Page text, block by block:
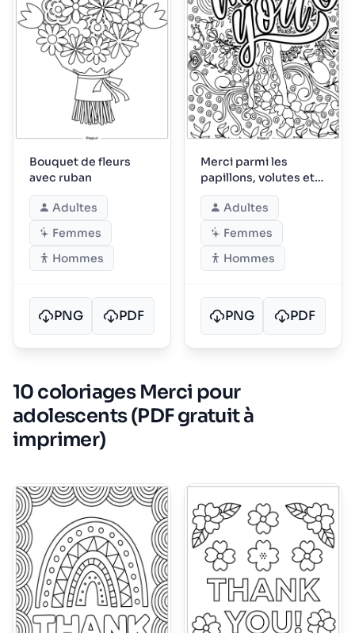
Bouquet de fleurs
avec ruban
Adultes
Femmes
Hommes
PNG PDF
Merci parmi les
papillons, volutes et
vrilles
Adultes
Femmes
Hommes
PNG PDF
10 coloriages Merci pour
adolescents (PDF gratuit à
imprimer)